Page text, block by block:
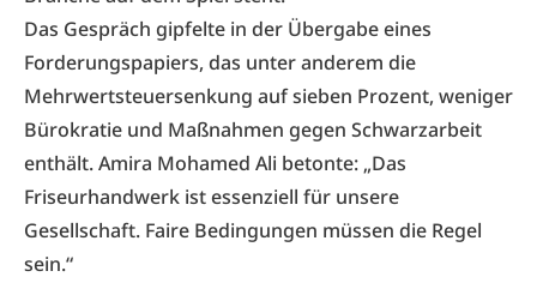
Das Gespräch gipfelte in der Übergabe eines
Forderungspapiers, das unter anderem die
Mehrwertsteuersenkung auf sieben Prozent, weniger
Bürokratie und Maßnahmen gegen Schwarzarbeit
enthält. Amira Mohamed Ali betonte: „Das
Friseurhandwerk ist essenziell für unsere
Gesellschaft. Faire Bedingungen müssen die Regel
sein.“